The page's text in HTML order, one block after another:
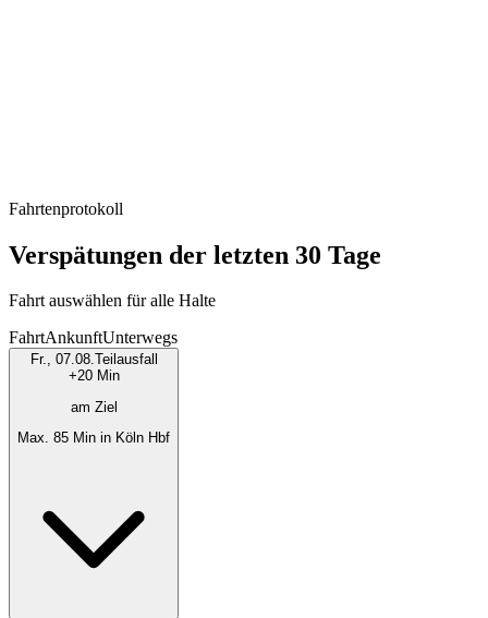
Fahrtenprotokoll
Verspätungen der letzten 30 Tage
Fahrt auswählen für alle Halte
FahrtAnkunftUnterwegs
Fr., 07.08.Teilausfall
+20 Min
am Ziel
Max. 85 Min in Köln Hbf